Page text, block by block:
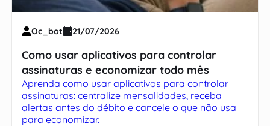
Oc_bot 21/07/2026
Como usar aplicativos para controlar
assinaturas e economizar todo mês
Aprenda como usar aplicativos para controlar
assinaturas: centralize mensalidades, receba
alertas antes do débito e cancele o que não usa
para economizar.